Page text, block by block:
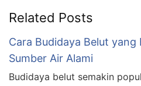
Related Posts
Cara Budidaya Belut
Sumber Air Alami
Budidaya belut semakin